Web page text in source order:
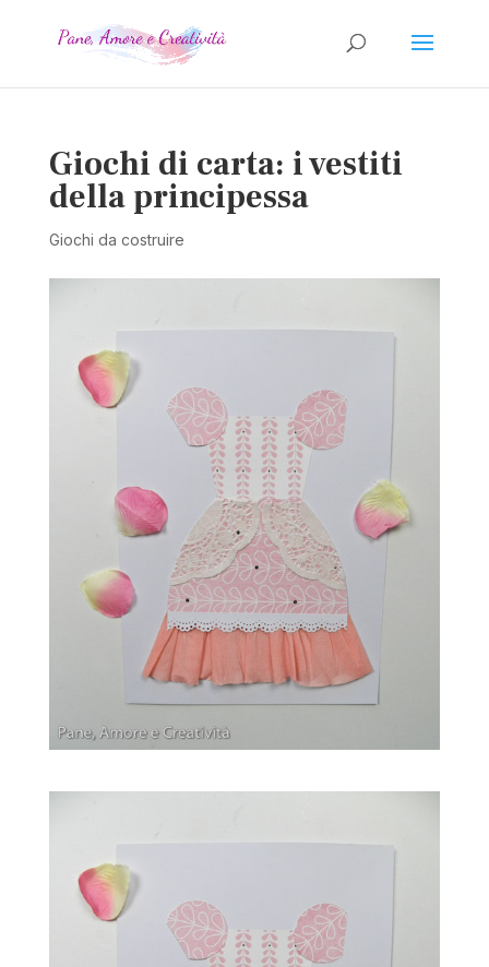
Giochi di carta: i vestiti
della principessa
Giochi da costruire